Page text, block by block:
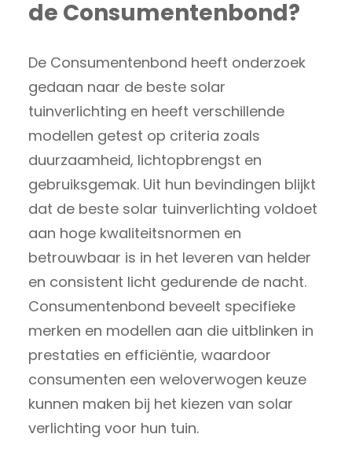
de Consumentenbond?
De Consumentenbond heeft onderzoek
gedaan naar de beste solar
tuinverlichting en heeft verschillende
modellen getest op criteria zoals
duurzaamheid, lichtopbrengst en
gebruiksgemak. Uit hun bevindingen blijkt
dat de beste solar tuinverlichting voldoet
aan hoge kwaliteitsnormen en
betrouwbaar is in het leveren van helder
en consistent licht gedurende de nacht.
Consumentenbond beveelt specifieke
merken en modellen aan die uitblinken in
prestaties en efficiëntie, waardoor
consumenten een weloverwogen keuze
kunnen maken bij het kiezen van solar
verlichting voor hun tuin.